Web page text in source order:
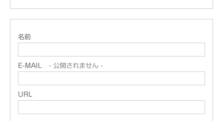
名前
E-MAIL - 公開されません -
URL